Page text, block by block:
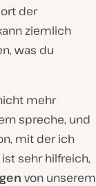
der
ziemlich
was du
mehr
spreche, und
mit der ich
sehr hilfreich,
von unserem